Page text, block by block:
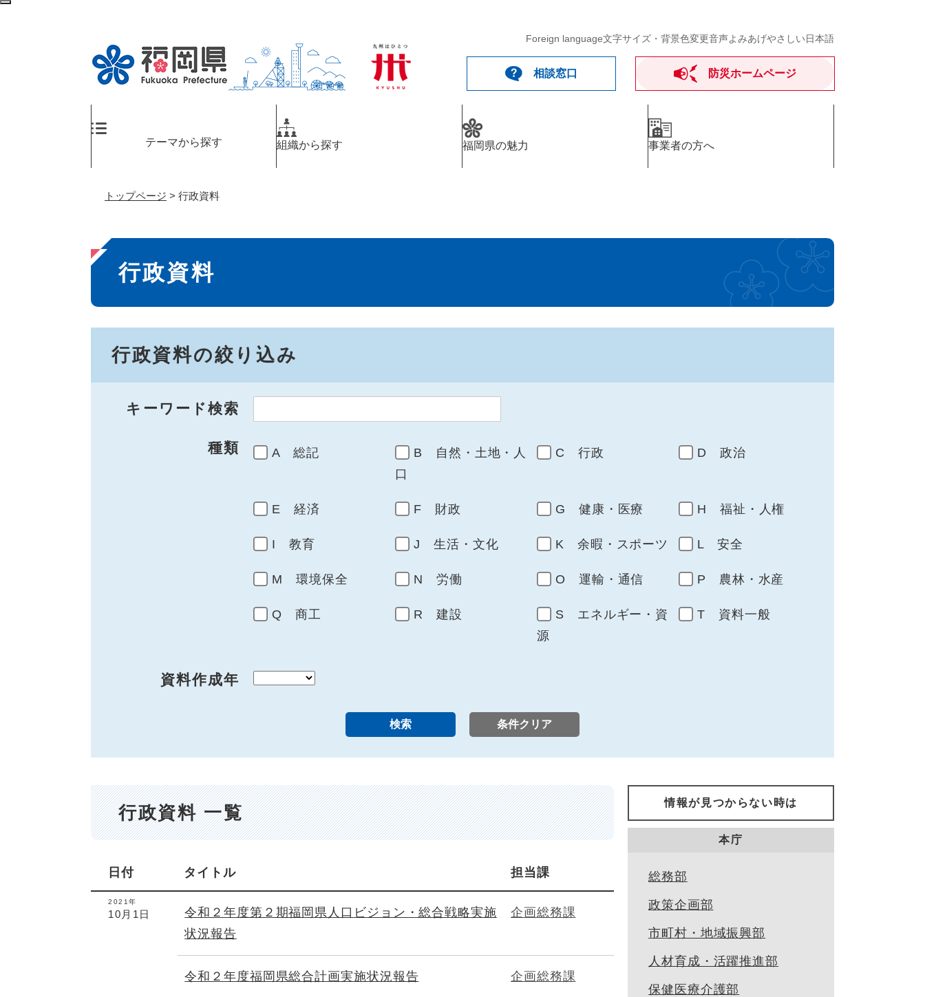
ペ
メ
Foreign language文字サイズ・背景色変更音声よみあげやさしい日本語
相談窓口 防災ホームページ
テーマから探す 組織から探す 福岡県の魅力 事業者の方へ
トップページ > 行政資料
本
文
行政資料
行政資料の絞り込み
キーワード検索
種類 A 総記
B 自然・土地・人
口
C 行政 D 政治
E 経済 F 財政 G 健康・医療 H 福祉・人権
I 教育 J 生活・文化 K 余暇・スポーツ L 安全
M 環境保全 N 労働 O 運輸・通信 P 農林・水産
Q 商工 R 建設
S エネルギー・資
源
T 資料一般
資料作成年
行政資料 一覧
日付 タイトル 担当課
2021年
10月1日
令和２年度第２期福岡県人口ビジョン・総合戦略実施
状況報告
企画総務課
令和２年度福岡県総合計画実施状況報告 企画総務課
情報が見つからない時は
本庁
総務部
政策企画部
市町村・地域振興部
人材育成・活躍推進部
保健医療介護部